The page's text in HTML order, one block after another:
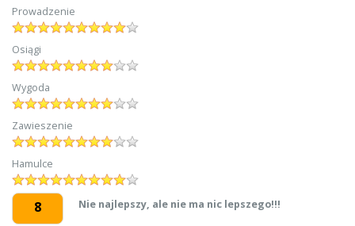
Prowadzenie
Osiągi
Wygoda
Zawieszenie
Hamulce
8 Nie najlepszy, ale nie ma nic lepszego!!!